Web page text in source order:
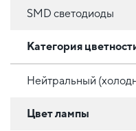
SMD светодиоды
Категория
Нейтральный
Цвет лампы